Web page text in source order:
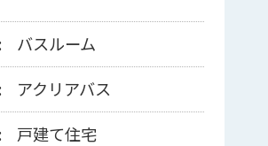
バスルーム
アクリアバス
戸建て住宅